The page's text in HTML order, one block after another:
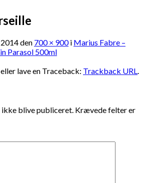
den 700 × 900i Marius Fabre –
Parasol 500ml
eller lave en Traceback: Trackback URL.
ikke blive publiceret. Krævede felter er